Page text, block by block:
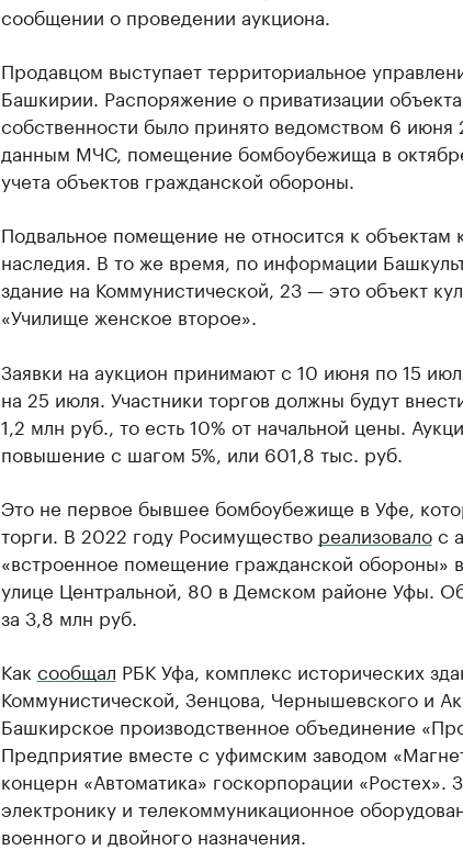
сообщении о проведении аукциона.
Продавцом выступает территориальное
Башкирии. Распоряжение о приватизации
собственности было принято ведомством 6 июня
данным МЧС, помещение бомбоубежища в
учета объектов гражданской обороны.
Подвальное помещение не относится к объектам
наследия. В то же время, по информации
здание на Коммунистической, 23 — это объект
«Училище женское второе».
Заявки на аукцион принимают с 10 июня по 15
на 25 июля. Участники торгов должны будут
1,2 млн руб., то есть 10% от начальной цены.
повышение с шагом 5%, или 601,8 тыс. руб.
Это не первое бывшее бомбоубежище в Уфе,
торги. В 2022 году Росимущество реализовалос
«встроенное помещение гражданской обороны»
улице Центральной, 80 в Демском районе Уфы.
за 3,8 млн руб.
Как сообщал РБК Уфа, комплекс исторических
Коммунистической, Зенцова, Чернышевского и
Башкирское производственное объединение
Предприятие вместе с уфимским заводом
концерн «Автоматика» госкорпорации «Ростех».
электронику и телекоммуникационное
военного и двойного назначения.